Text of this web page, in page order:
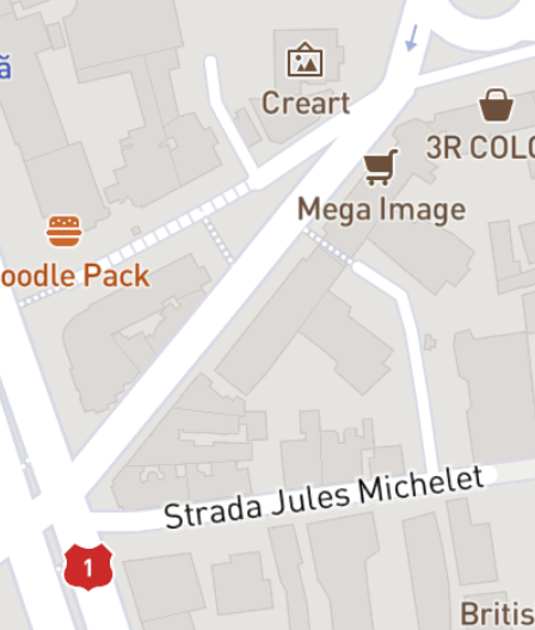
interior pe care îl parcurge bestia, felul în care își înfruntă
temerile cele mai cumplite (mai ales pe cea că nu poate sau nu
merită să fie iubit) și că, nu doar dragostea, ci și înțelegerea,
acceptarea necondiționată și un strop de bunătate ne pot salva.
De bestia din noi.”
Bobi Pricop, regizor